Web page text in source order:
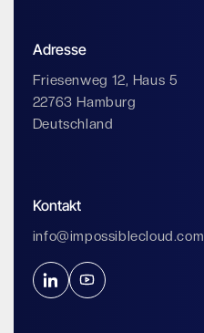
Adresse
Friesenweg 12, Haus 5
22763 Hamburg
Deutschland
Kontakt
info@impossiblecloud.com